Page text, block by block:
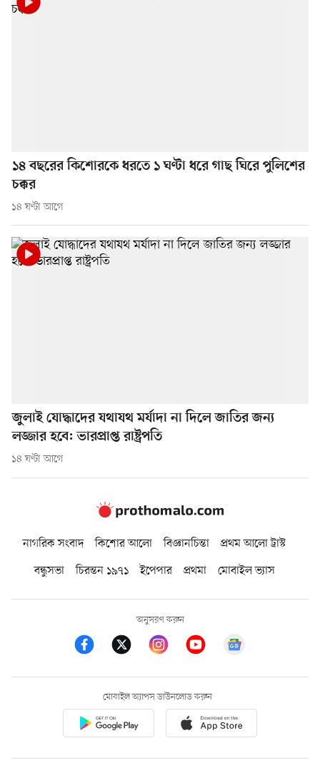
১৪ বছরের কিশোরকে ধরতে ১ ঘণ্টা ধরে গাছ ঘিরে পুলিশের
চক্কর
১৪ ঘণ্টা আগে
জুলাই যোদ্ধাদের যথাযথ মর্যাদা না দিলে জাতির জন্য
লজ্জার হবে: ভারপ্রাপ্ত রাষ্ট্রপতি
১৪ ঘণ্টা আগে
নাগরিক সংবাদ কিশোর আলো বিজ্ঞানচিন্তা
প্রথম আলো ট্রাস্ট
বন্ধুসভা
চিরন্তন ১৯৭১ ইপেপার প্রথমা মোবাইল ভ্যাস
অনুসরণ করুন
মোবাইল অ্যাপস ডাউনলোড করুন